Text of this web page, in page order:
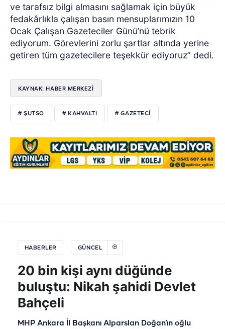
ve tarafsız bilgi almasını sağlamak için büyük
fedakârlıkla çalışan basın mensuplarımızın 10
Ocak Çalışan Gazeteciler Günü’nü tebrik
ediyorum. Görevlerini zorlu şartlar altında yerine
getiren tüm gazetecilere teşekkür ediyoruz” dedi.
KAYNAK: HABER MERKEZİ
# ŞUTSO # KAHVALTI # GAZETECI
HABERLER GÜNCEL
20 bin kişi aynı düğünde
buluştu: Nikah şahidi Devlet
Bahçeli
MHP Ankara İl Başkanı Alparslan Doğan’ın oğlu